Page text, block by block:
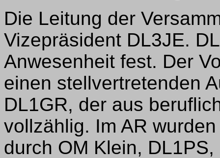
Die Leitung der
Vizepräsident DL3JE.
Anwesenheit fest. Der
einen stellvertretenden
DL1GR, der aus
vollzählig. Im AR
durch OM Klein,